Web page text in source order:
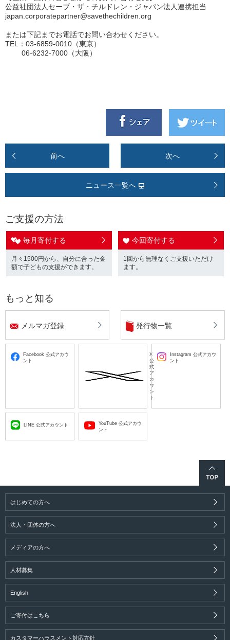
公益社団法人セーブ・ザ・チルドレン・ジャパン法人連携担当
japan.corporatepartner@savethechildren.org
または下記までお電話でお問い合わせください。
TEL：03-6859-0010（東京）
06-6232-7000（大阪）
前へ 次へ
ニュース一覧へ
ご支援の方法
毎月寄付する
月々1500円から、自分に合った金
額で子どもの支援ができます。
今回寄付する
1回から無理なくご支援いただけ
ます。
もっと知る
メルマガ登録 発行物一覧
Facebook 公式アカウ
ント
X
公
式
ア
カ
ウ
ン
ト
Instagram 公式アカウ
ント
LINE 公式アカウント
YouTube 公式アカウ
ント
はじめての方へ
法人・団体の方へ
メディアの方へ
人材募集
English
ご寄付はこちら
カスタマーハラスメント対応方針